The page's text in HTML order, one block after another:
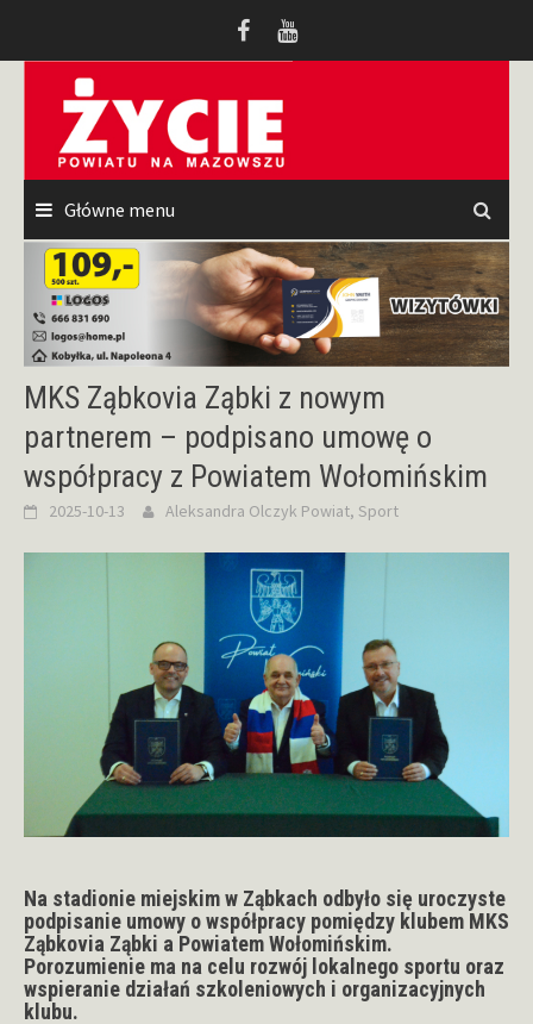
Główne menu
MKS Ząbkovia Ząbki z nowym
partnerem – podpisano umowę o
współpracy z Powiatem Wołomińskim
2025-10-13 Aleksandra Olczyk Powiat, Sport
Na stadionie miejskim w Ząbkach odbyło się uroczyste
podpisanie umowy o współpracy pomiędzy klubem MKS
Ząbkovia Ząbki a Powiatem Wołomińskim.
Porozumienie ma na celu rozwój lokalnego sportu oraz
wspieranie działań szkoleniowych i organizacyjnych
klubu.